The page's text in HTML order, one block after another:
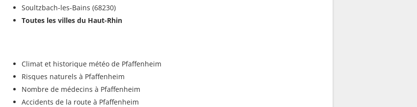
Soultzbach-les-Bains (68230)
Toutes les villes du Haut-Rhin
Climat et historique météo de Pfaffenheim
Risques naturels à Pfaffenheim
Nombre de médecins à Pfaffenheim
Accidents de la route à Pfaffenheim